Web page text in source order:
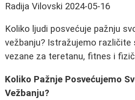
Radija Vilovski 2024-05-16
Koliko ljudi posvećuje pažnju
vežbanju? Istražujemo različite
vezane za teretanu, fitnes i
Koliko Pažnje Posvećujemo
Vežbanju?